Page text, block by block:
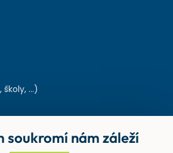
...)
zkratek v odpadech
soukromí nám záleží